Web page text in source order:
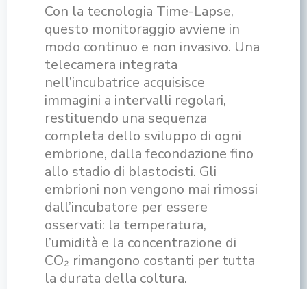
Con la tecnologia Time-Lapse,
questo monitoraggio avviene in
modo continuo e non invasivo. Una
telecamera integrata
nell’incubatrice acquisisce
immagini a intervalli regolari,
restituendo una sequenza
completa dello sviluppo di ogni
embrione, dalla fecondazione fino
allo stadio di blastocisti. Gli
embrioni non vengono mai rimossi
dall’incubatore per essere
osservati: la temperatura,
l’umidità e la concentrazione di
CO₂ rimangono costanti per tutta
la durata della coltura.